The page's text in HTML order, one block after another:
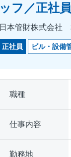
ッフ／正社
日本管財株式会社
正社員 ビル・設備
職種
仕事内容
勤務地